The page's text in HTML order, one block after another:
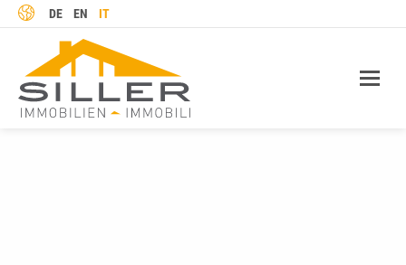
LINGUA
DE EN IT